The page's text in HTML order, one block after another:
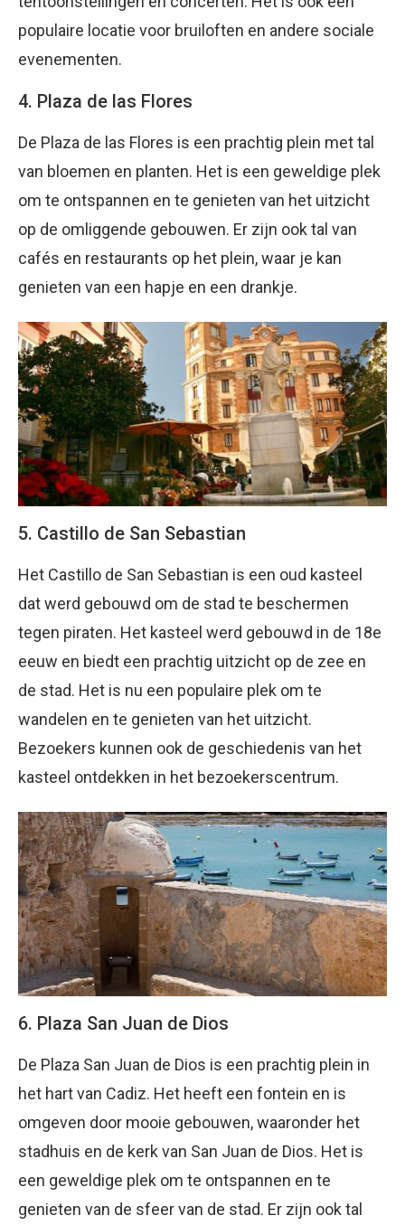
populaire locatie voor bruiloften en andere sociale
evenementen.
4. Plaza de las Flores
De Plaza de las Flores is een prachtig plein met tal
van bloemen en planten. Het is een geweldige plek
om te ontspannen en te genieten van het uitzicht
op de omliggende gebouwen. Er zijn ook tal van
cafés en restaurants op het plein, waar je kan
genieten van een hapje en een drankje.
5. Castillo de San Sebastian
Het Castillo de San Sebastian is een oud kasteel
dat werd gebouwd om de stad te beschermen
tegen piraten. Het kasteel werd gebouwd in de 18e
eeuw en biedt een prachtig uitzicht op de zee en
de stad. Het is nu een populaire plek om te
wandelen en te genieten van het uitzicht.
Bezoekers kunnen ook de geschiedenis van het
kasteel ontdekken in het bezoekerscentrum.
6. Plaza San Juan de Dios
De Plaza San Juan de Dios is een prachtig plein in
het hart van Cadiz. Het heeft een fontein en is
omgeven door mooie gebouwen, waaronder het
stadhuis en de kerk van San Juan de Dios. Het is
een geweldige plek om te ontspannen en te
genieten van de sfeer van de stad. Er zijn ook tal